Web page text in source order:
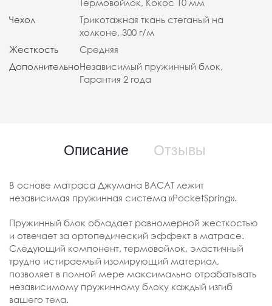
Чехол
Трикотажная ткань стеганый на
холконе, 300 г/м
Жесткость
Средняя
ДополнительноНезависимый пружинный блок,
Гарантия 2 года
Описание Отзывы
В основе матраса Джумана ВАСАТ лежит
независимая пружинная система «PocketSpring».
Пружинный блок обладает равномерной жесткостью
и отвечает за ортопедический эффект в матрасе.
Следующий компонент, термовойлок, эластичный
трудно истираемый изолирующий материал,
позволяет в полной мере максимально отрабатывать
независимому пружинному блоку каждый изгиб
вашего тела.